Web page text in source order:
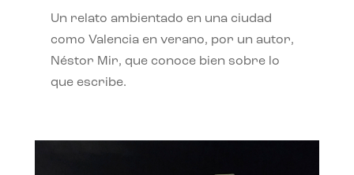
Un relato ambientado en una ciudad
como Valencia en verano, por un autor,
Néstor Mir, que conoce bien sobre lo
que escribe.